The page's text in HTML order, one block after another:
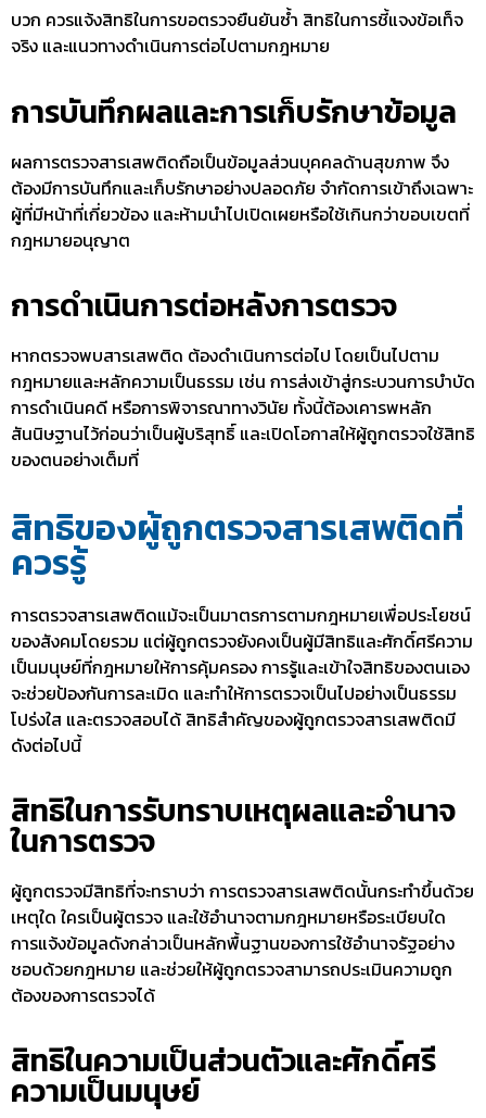
บวก ควรแจ้งสิทธิในการขอตรวจยืนยันซ้ำ สิทธิในการชี้แจงข้อเท็จ
จริง และแนวทางดำเนินการต่อไปตามกฎหมาย
การบันทึกผลและการเก็บรักษาข้อมูล
ผลการตรวจสารเสพติดถือเป็นข้อมูลส่วนบุคคลด้านสุขภาพ จึง
ต้องมีการบันทึกและเก็บรักษาอย่างปลอดภัย จำกัดการเข้าถึงเฉพาะ
ผู้ที่มีหน้าที่เกี่ยวข้อง และห้ามนำไปเปิดเผยหรือใช้เกินกว่าขอบเขตที่
กฎหมายอนุญาต
การดำเนินการต่อหลังการตรวจ
หากตรวจพบสารเสพติด ต้องดำเนินการต่อไป โดยเป็นไปตาม
กฎหมายและหลักความเป็นธรรม เช่น การส่งเข้าสู่กระบวนการบำบัด
การดำเนินคดี หรือการพิจารณาทางวินัย ทั้งนี้ต้องเคารพหลัก
สันนิษฐานไว้ก่อนว่าเป็นผู้บริสุทธิ์ และเปิดโอกาสให้ผู้ถูกตรวจใช้สิทธิ
ของตนอย่างเต็มที่
สิทธิของผู้ถูกตรวจสารเสพติดที่
ควรรู้
การตรวจสารเสพติดแม้จะเป็นมาตรการตามกฎหมายเพื่อประโยชน์
ของสังคมโดยรวม แต่ผู้ถูกตรวจยังคงเป็นผู้มีสิทธิและศักดิ์ศรีความ
เป็นมนุษย์ที่กฎหมายให้การคุ้มครอง การรู้และเข้าใจสิทธิของตนเอง
จะช่วยป้องกันการละเมิด และทำให้การตรวจเป็นไปอย่างเป็นธรรม
โปร่งใส และตรวจสอบได้ สิทธิสำคัญของผู้ถูกตรวจสารเสพติดมี
ดังต่อไปนี้
สิทธิในการรับทราบเหตุผลและอำนาจ
ในการตรวจ
ผู้ถูกตรวจมีสิทธิที่จะทราบว่า การตรวจสารเสพติดนั้นกระทำขึ้นด้วย
เหตุใด ใครเป็นผู้ตรวจ และใช้อำนาจตามกฎหมายหรือระเบียบใด
การแจ้งข้อมูลดังกล่าวเป็นหลักพื้นฐานของการใช้อำนาจรัฐอย่าง
ชอบด้วยกฎหมาย และช่วยให้ผู้ถูกตรวจสามารถประเมินความถูก
ต้องของการตรวจได้
สิทธิในความเป็นส่วนตัวและศักดิ์ศรี
ความเป็นมนุษย์